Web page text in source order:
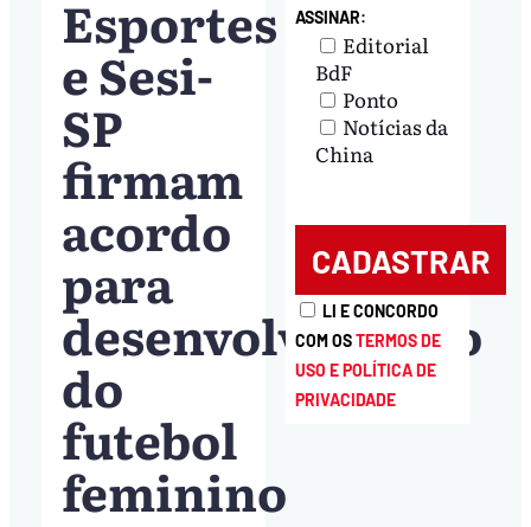
Esportes
e Sesi-
SP
firmam
acordo
para
desenvolvimento
do
futebol
feminino
ASSINAR:
Editorial
BdF
Ponto
Notícias da
China
LI E CONCORDO
COM OSTERMOS DE
USO E POLÍTICA DE
PRIVACIDADE